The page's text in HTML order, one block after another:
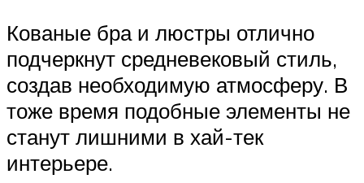
Кованые бра и люстры отлично
подчеркнут средневековый стиль,
создав необходимую атмосферу. В
тоже время подобные элементы не
станут лишними в хай-тек
интерьере.